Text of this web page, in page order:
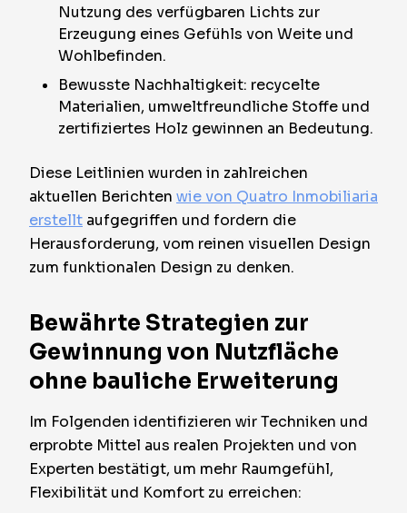
Nutzung des verfügbaren Lichts zur
Erzeugung eines Gefühls von Weite und
Wohlbefinden.
Bewusste Nachhaltigkeit: recycelte
Materialien, umweltfreundliche Stoffe und
zertifiziertes Holz gewinnen an Bedeutung.
Diese Leitlinien wurden in zahlreichen
aktuellen Berichten wie von Quatro Inmobiliaria
erstellt aufgegriffen und fordern die
Herausforderung, vom reinen visuellen Design
zum funktionalen Design zu denken.
Bewährte Strategien zur
Gewinnung von Nutzfläche
ohne bauliche Erweiterung
Im Folgenden identifizieren wir Techniken und
erprobte Mittel aus realen Projekten und von
Experten bestätigt, um mehr Raumgefühl,
Flexibilität und Komfort zu erreichen: